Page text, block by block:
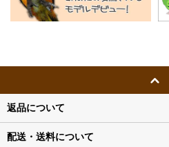
返品について
配送・送料について